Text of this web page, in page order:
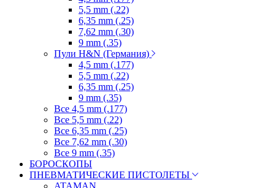
5,5 mm (.22)
6,35 mm (.25)
7,62 mm (.30)
9 mm (.35)
Пули H&N (Германия)
4,5 mm (.177)
5,5 mm (.22)
6,35 mm (.25)
9 mm (.35)
Все 4,5 mm (.177)
Все 5,5 mm (.22)
Все 6,35 mm (.25)
Все 7,62 mm (.30)
Все 9 mm (.35)
БОРОСКОПЫ
ПНЕВМАТИЧЕСКИЕ ПИСТОЛЕТЫ
ATAMAN